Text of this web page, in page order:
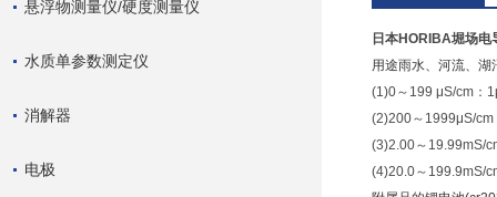
悬浮物测量仪/硬度测量仪
水质单参数测定仪
消解器
电极
日本HORIBA堀场
用途雨水、河流、
(1)0～199 μS/cm：
(2)200～1999μS/cm
(3)2.00～19.99mS/
(4)20.0～199.9mS/